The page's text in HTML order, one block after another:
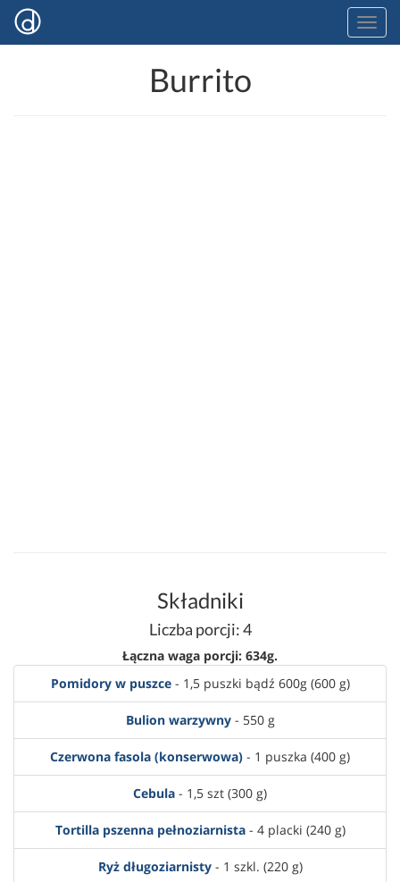
Burrito
Składniki
Liczba porcji: 4
Łączna waga porcji: 634g.
Pomidory w puszce- 1,5 puszki bądź 600g (600 g)
Bulion warzywny- 550 g
Czerwona fasola (konserwowa) - 1 puszka (400 g)
Cebula - 1,5 szt (300 g)
Tortilla pszenna pełnoziarnista- 4 placki (240 g)
Ryż długoziarnisty- 1 szkl. (220 g)